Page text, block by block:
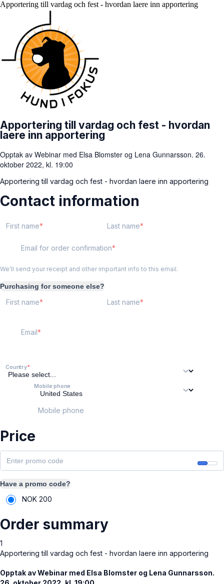
Apportering till vardag och fest - hvordan laere inn apportering
Apportering till vardag och fest - hvordan
laere inn apportering
Opptak av Webinar med Elsa Blomster og Lena Gunnarsson. 26.
oktober 2022, kl. 19:00
Apportering till vardag och fest - hvordan laere inn apportering
Contact information
First name Last name
Email for order confirmation
We'll send your receipt and other important info to this email.
Purchasing for someone else?
First name Last name
Email
Country
Mobile phone
Mobile phone
Price
Have a promo code?
NOK 200
Order summary
1
Apportering till vardag och fest - hvordan laere inn apportering
Opptak av Webinar med Elsa Blomster og Lena Gunnarsson.